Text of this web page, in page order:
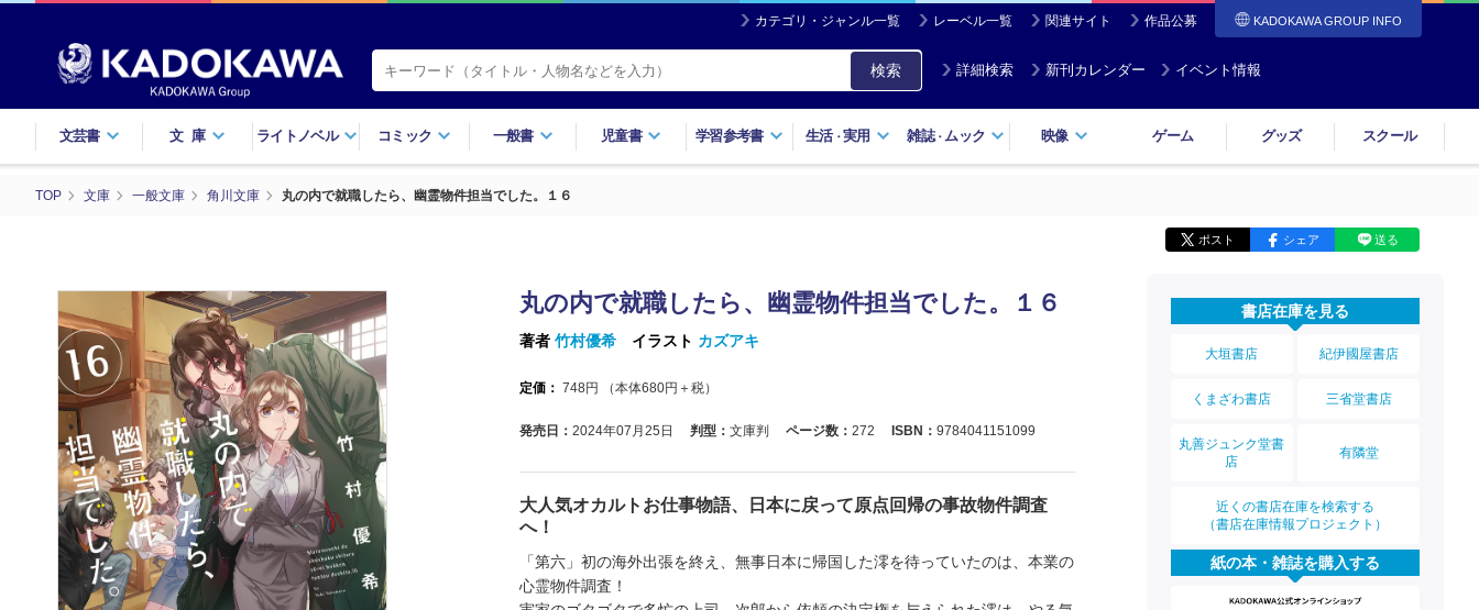
カテゴリ・ジャンル一覧 レーベル一覧 関連サイト 作品公募 KADOKAWA GROUP INFO
検索 詳細検索 新刊カレンダー イベント情報
文芸書 文庫 ライトノベル コミック 一般書 児童書 学習参考書 生活・実用 雑誌・ ムック 映像 ゲーム グッズ スクール
TOP 文庫 一般文庫 角川文庫 丸の内で就職したら、幽霊物件担当でした。１６
ポスト シェア 送る
丸の内で就職したら、幽霊物件担当でした。１６
著者 竹村優希 イラスト カズアキ
定価： 748円 （本体680円＋税）
発売日： 2024年07月25日 判型： 文庫判 ページ数： 272 ISBN： 9784041151099
大人気オカルトお仕事物語、日本に戻って原点回帰の事故物件調査
へ！
「第六」初の海外出張を終え、無事日本に帰国した澪を待っていたのは、本業の
心霊物件調査！
書店在庫を見る
大垣書店 紀伊國屋書店
くまざわ書店 三省堂書店
丸善ジュンク堂書
店
有隣堂
近くの書店在庫を検索する
（書店在庫情報プロジェクト）
紙の本・雑誌を購入する